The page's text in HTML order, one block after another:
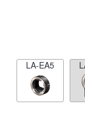
LA-EA5